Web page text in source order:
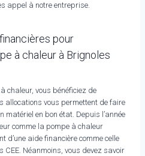
appel à notre entreprise.
pour
à chaleur à Brignoles
chaleur, vous bénéficiez de
allocations vous permettent de faire
matériel en bon état. Depuis l’année
comme la pompe à chaleur
d’une aide financière comme celle
CEE. Néanmoins, vous devez savoir